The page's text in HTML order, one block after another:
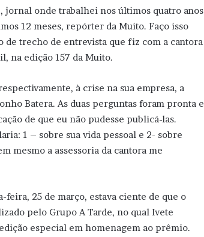
jornal onde trabalhei nos últimos quatro anos
12 meses, repórter da Muito. Faço isso
de trecho de entrevista que fiz com a cantora
na edição 157 da Muito.
à crise na sua empresa, a
Batera. As duas perguntas foram pronta e
de que eu não pudesse publicá-las.
1 – sobre sua vida pessoal e 2- sobre
mesmo a assessoria da cantora me
feira, 25 de março, estava ciente de que o
pelo Grupo A Tarde, no qual Ivete
especial em homenagem ao prêmio.